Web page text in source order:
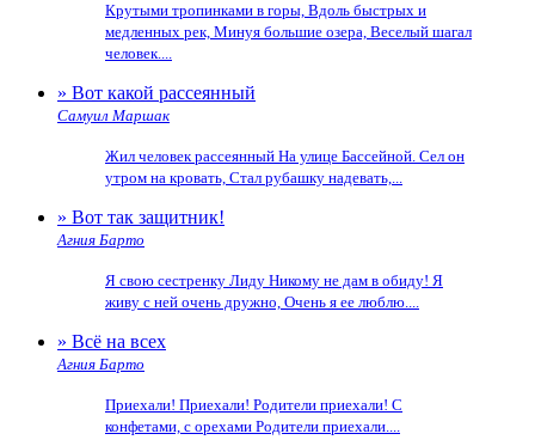
Крутыми тропинками в горы, Вдоль быстрых и
медленных рек, Минуя большие озера, Веселый шагал
человек....
» Вот какой рассеянный
Самуил Маршак
Жил человек рассеянный На улице Бассейной. Сел он
утром на кровать, Стал рубашку надевать,...
» Вот так защитник!
Агния Барто
Я свою сестренку Лиду Никому не дам в обиду! Я
живу с ней очень дружно, Очень я ее люблю....
» Всё на всех
Агния Барто
Приехали! Приехали! Родители приехали! С
конфетами, с орехами Родители приехали....